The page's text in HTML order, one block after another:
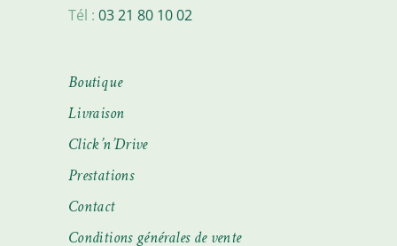
Tél :03 21 80 10 02
Boutique
Livraison
Click’n’Drive
Prestations
Contact
Conditions générales de vente